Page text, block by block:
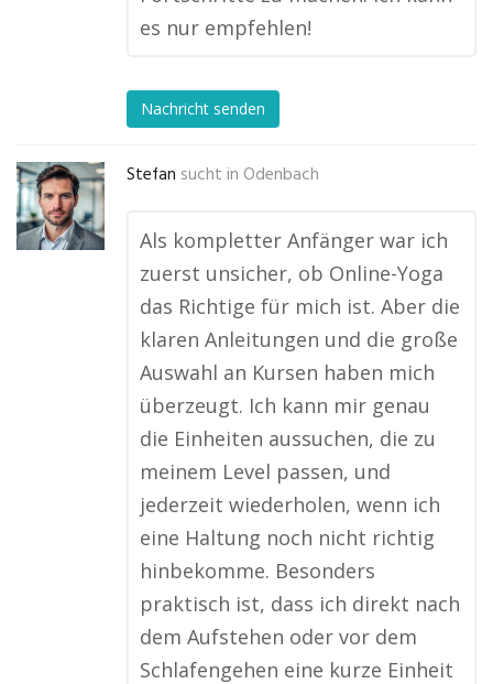
es nur empfehlen!
Nachricht senden
Stefan sucht in Odenbach
Als kompletter Anfänger war ich
zuerst unsicher, ob Online-Yoga
das Richtige für mich ist. Aber die
klaren Anleitungen und die große
Auswahl an Kursen haben mich
überzeugt. Ich kann mir genau
die Einheiten aussuchen, die zu
meinem Level passen, und
jederzeit wiederholen, wenn ich
eine Haltung noch nicht richtig
hinbekomme. Besonders
praktisch ist, dass ich direkt nach
dem Aufstehen oder vor dem
Schlafengehen eine kurze Einheit